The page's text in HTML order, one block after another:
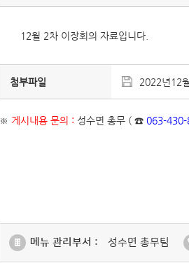
12월 2차 이장회의 자료입니다.
첨부파일 2022년12
※ 게시내용 문의 : 성수면 총무 ( ☎ 063-430-
메뉴 관리부서 : 성수면 총무팀